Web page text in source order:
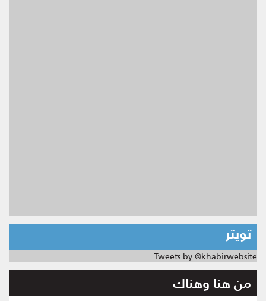
تويتر
Tweets by @khabirwebsite
من هنا وهناك